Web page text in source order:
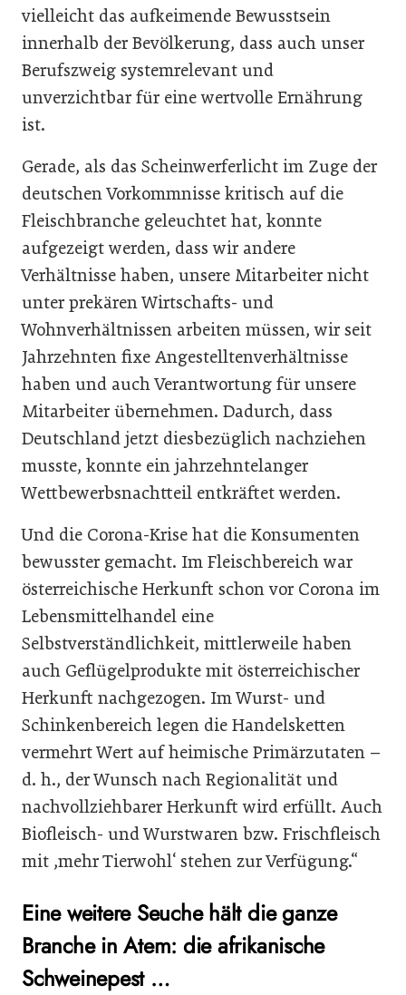
vielleicht das aufkeimende Bewusstsein
innerhalb der Bevölkerung, dass auch unser
Berufszweig systemrelevant und
unverzichtbar für eine wertvolle Ernährung
ist.
Gerade, als das Scheinwerferlicht im Zuge der
deutschen Vorkommnisse kritisch auf die
Fleischbranche geleuchtet hat, konnte
aufgezeigt werden, dass wir andere
Verhältnisse haben, unsere Mitarbeiter nicht
unter prekären Wirtschafts- und
Wohnverhältnissen arbeiten müssen, wir seit
Jahrzehnten fixe Angestelltenverhältnisse
haben und auch Verantwortung für unsere
Mitarbeiter übernehmen. Dadurch, dass
Deutschland jetzt diesbezüglich nachziehen
musste, konnte ein jahrzehntelanger
Wettbewerbsnachtteil entkräftet werden.
Und die Corona-Krise hat die Konsumenten
bewusster gemacht. Im Fleischbereich war
österreichische Herkunft schon vor Corona im
Lebensmittelhandel eine
Selbstverständlichkeit, mittlerweile haben
auch Geflügelprodukte mit österreichischer
Herkunft nachgezogen. Im Wurst- und
Schinkenbereich legen die Handelsketten
vermehrt Wert auf heimische Primärzutaten –
d. h., der Wunsch nach Regionalität und
nachvollziehbarer Herkunft wird erfüllt. Auch
Biofleisch- und Wurstwaren bzw. Frischfleisch
mit ,mehr Tierwohl‘ stehen zur Verfügung.“
Eine weitere Seuche hält die ganze
Branche in Atem: die afrikanische
Schweinepest …